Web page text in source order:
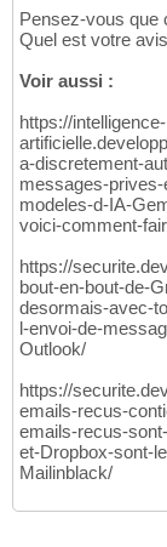
Pensez-vous que
Quel est votre
Voir aussi :
https://intelligence-
a-discretement-
messages-
modeles-d-IA-
voici-comment-
https://
bout-en-bout-de-
desormais-avec-
l-envoi-de-
Outlook/
https://
emails-recus-
emails-recus-
et-Dropbox-sont-
Mailinblack/